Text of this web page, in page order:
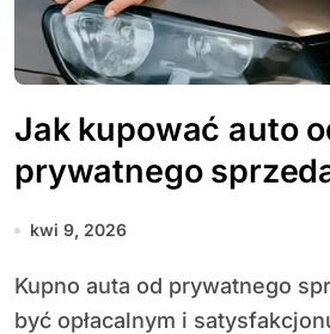
Jak kupować auto
prywatnego
kwi 9, 2026
Kupno auta od prywatnego sprzedawcy może
być opłacalnym i